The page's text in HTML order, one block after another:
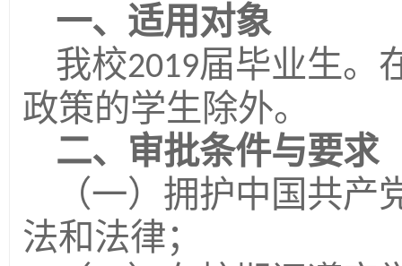
一、适用对象
我校2019届毕业生。
政策的学生除外。
二、审批条件与要求
（一）拥护中国共
法和法律；